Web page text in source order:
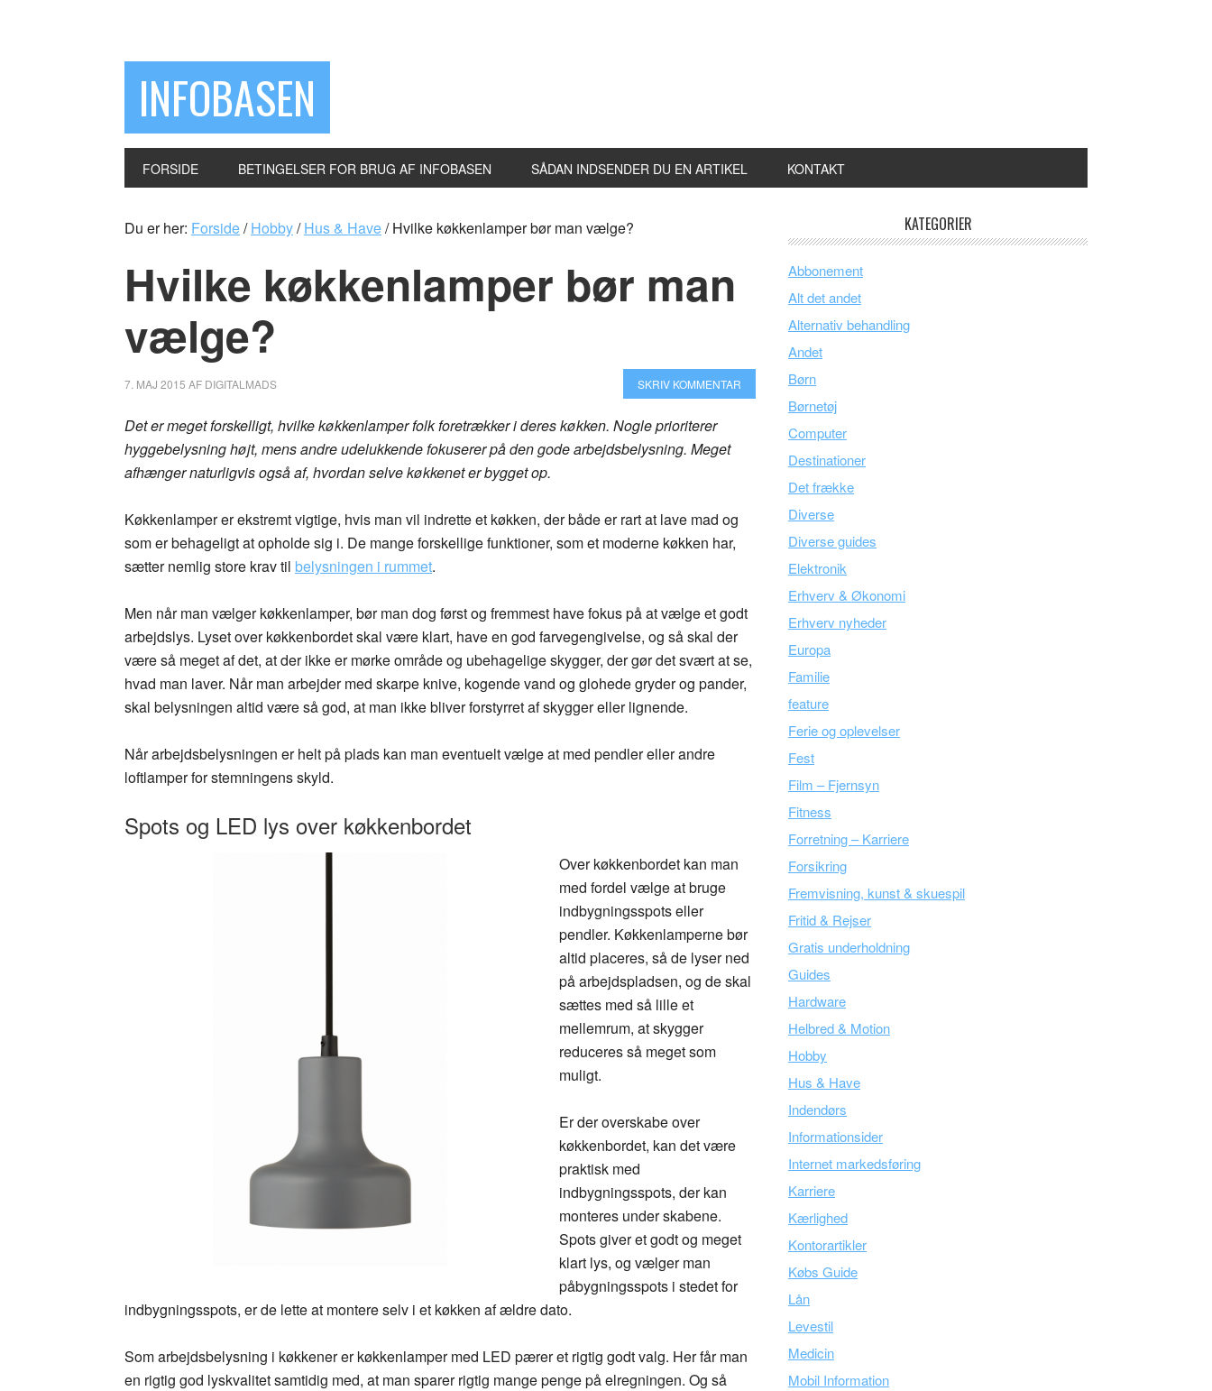
INFOBASEN
FORSIDE BETINGELSER FOR BRUG AF INFOBASEN SÅDAN INDSENDER DU EN ARTIKEL KONTAKT
Du er her: Forside/ Hobby/ Hus & Have/Hvilke køkkenlamper bør man vælge?
Hvilke køkkenlamper bør man
vælge?
7. MAJ 2015 AF DIGITALMADS SKRIV KOMMENTAR
Det er meget forskelligt, hvilke køkkenlamper folk foretrækker i deres køkken. Nogle prioriterer
hyggebelysning højt, mens andre udelukkende fokuserer på den gode arbejdsbelysning. Meget
afhænger naturligvis også af, hvordan selve køkkenet er bygget op.
Køkkenlamper er ekstremt vigtige, hvis man vil indrette et køkken, der både er rart at lave mad og
som er behageligt at opholde sig i. De mange forskellige funktioner, som et moderne køkken har,
sætter nemlig store krav til belysningen i rummet.
Men når man vælger køkkenlamper, bør man dog først og fremmest have fokus på at vælge et godt
arbejdslys. Lyset over køkkenbordet skal være klart, have en god farvegengivelse, og så skal der
være så meget af det, at der ikke er mørke område og ubehagelige skygger, der gør det svært at se,
hvad man laver. Når man arbejder med skarpe knive, kogende vand og glohede gryder og pander,
skal belysningen altid være så god, at man ikke bliver forstyrret af skygger eller lignende.
Når arbejdsbelysningen er helt på plads kan man eventuelt vælge at med pendler eller andre
loftlamper for stemningens skyld.
Spots og LED lys over køkkenbordet
Over køkkenbordet kan man
med fordel vælge at bruge
indbygningsspots eller
pendler. Køkkenlamperne bør
altid placeres, så de lyser ned
på arbejdspladsen, og de skal
sættes med så lille et
mellemrum, at skygger
reduceres så meget som
muligt.
Er der overskabe over
køkkenbordet, kan det være
praktisk med
indbygningsspots, der kan
monteres under skabene.
Spots giver et godt og meget
klart lys, og vælger man
påbygningsspots i stedet for
indbygningsspots, er de lette at montere selv i et køkken af ældre dato.
Som arbejdsbelysning i køkkener er køkkenlamper med LED pærer et rigtig godt valg. Her får man
en rigtig god lyskvalitet samtidig med, at man sparer rigtig mange penge på elregningen. Og så
KATEGORIER
Abbonement
Alt det andet
Alternativ behandling
Andet
Børn
Børnetøj
Computer
Destinationer
Det frække
Diverse
Diverse guides
Elektronik
Erhverv & Økonomi
Erhverv nyheder
Europa
Familie
feature
Ferie og oplevelser
Fest
Film – Fjernsyn
Fitness
Forretning – Karriere
Forsikring
Fremvisning, kunst & skuespil
Fritid & Rejser
Gratis underholdning
Guides
Hardware
Helbred & Motion
Hobby
Hus & Have
Indendørs
Informationsider
Internet markedsføring
Karriere
Kærlighed
Kontorartikler
Købs Guide
Lån
Levestil
Medicin
Mobil Information